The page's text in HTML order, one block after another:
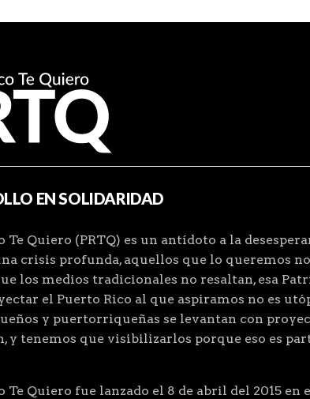
EN SOLIDARIDAD
Te Quiero (PRTQ) es un antídoto a la
crisis profunda, aquellos que lo queremos
los medios tradicionales no resaltan, esa
el Puerto Rico al que aspiramos no es
y puertorriqueñas se levantan con
y tenemos que visibilizarlos porque eso es
Te Quiero fue lanzado el 8 de abril del 2015 en